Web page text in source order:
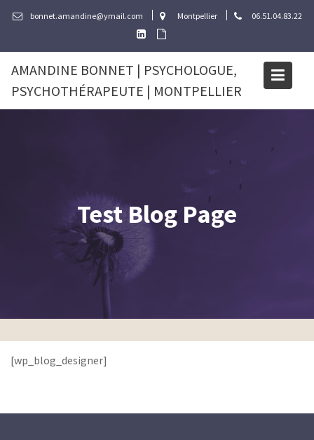
bonnet.amandine@ymail.com Montpellier 06.51.04.83.22
AMANDINE BONNET | PSYCHOLOGUE,
PSYCHOTHÉRAPEUTE | MONTPELLIER
Test Blog Page
[wp_blog_designer]